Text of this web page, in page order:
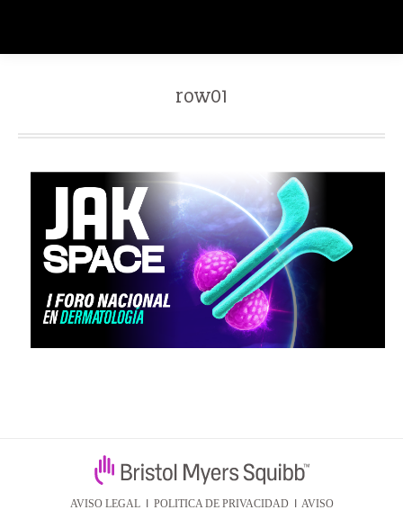
row01
AVISO LEGAL I POLITICA DE PRIVACIDAD I AVISO